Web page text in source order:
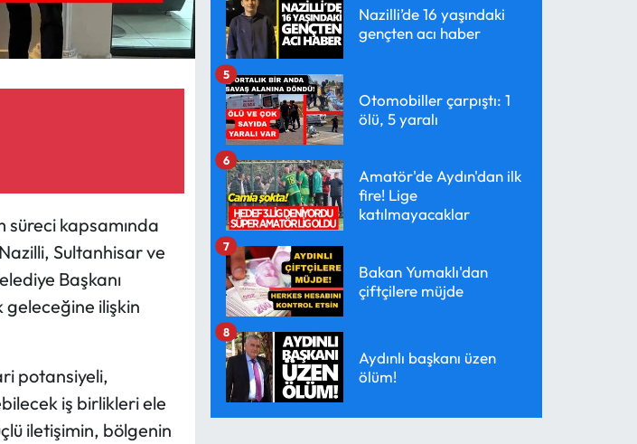
süreci kapsamında
Sultanhisar ve
Başkanı
geleceğine ilişkin
potansiyeli,
iş birlikleri ele
iletişimin, bölgenin
Nazilli’de 16 yaşındaki
gençten acı haber
Otomobiller çarpıştı: 1
ölü, 5 yaralı
5
Amatör'de Aydın'dan ilk
fire! Lige
katılmayacaklar
6
Bakan Yumaklı'dan
çiftçilere müjde
7
Aydınlı başkanı üzen
ölüm!
8